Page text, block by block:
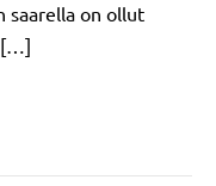
saarella on ollut
[…]
omien vuohien